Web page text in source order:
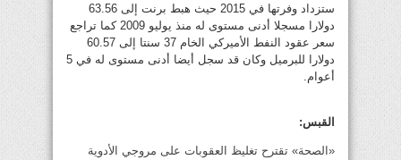
ستزداد وفرتها في 2015 حيث هبط برنت إلى 63.56
دولارا مسجلا أدنى مستوى له منذ يوليو 2009 كما تراجع
سعر عقود النفط الأميركي الخام 37 سنتا إلى 60.57
دولارا للبرميل وكان قد سجل أيضا أدنى مستوى له في 5
أعوام.
القبس:
«الصحة» تقترح تغليظ العقوبات على مروجي الأدوية